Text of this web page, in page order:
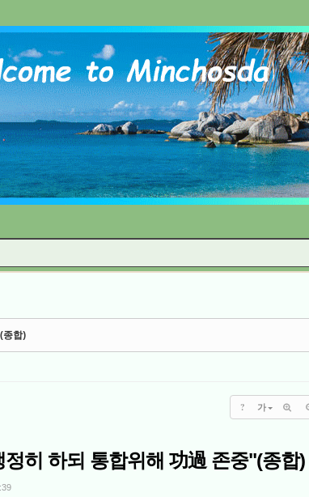
종합)
? 가
히 하되 통합위해 功過 존중"(종합)